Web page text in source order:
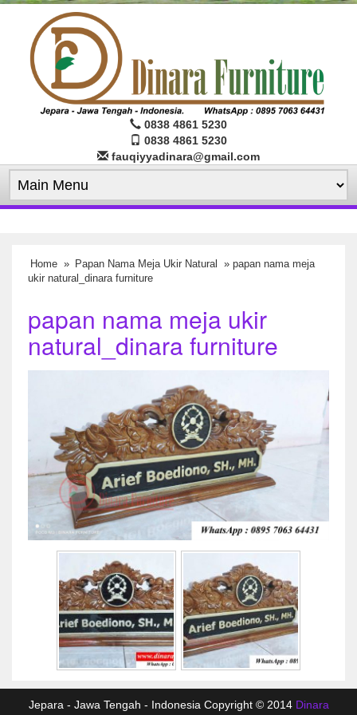
0838 4861 5230
0838 4861 5230
fauqiyyadinara@gmail.com
Home » Papan Nama Meja Ukir Natural
» papan nama meja
ukir natural_dinara furniture
papan nama meja ukir
natural_dinara furniture
Jepara - Jawa Tengah - Indonesia Copyright © 2014 Dinara